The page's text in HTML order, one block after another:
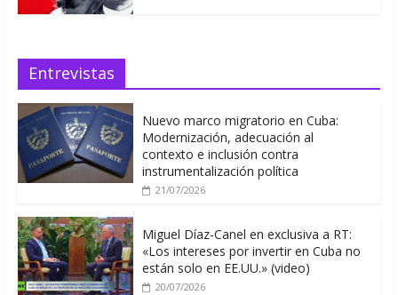
Entrevistas
Nuevo marco migratorio en Cuba:
Modernización, adecuación al
contexto e inclusión contra
instrumentalización política
21/07/2026
Miguel Díaz-Canel en exclusiva a RT:
«Los intereses por invertir en Cuba no
están solo en EE.UU.» (video)
20/07/2026